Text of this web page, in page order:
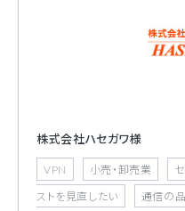
株式会社ハセガワ様
VPN 小売・卸売業
ストを見直したい
通信の